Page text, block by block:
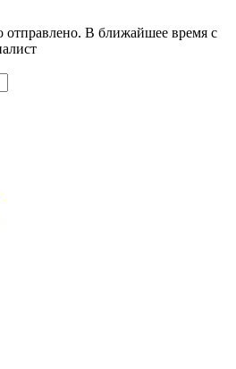
В ближайшее время с